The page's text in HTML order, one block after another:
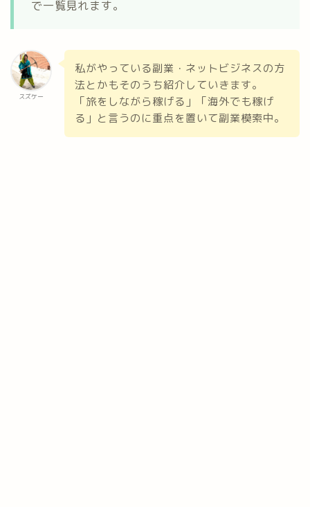
で一覧見れます。
スズケー
私がやっている副業・ネットビジネスの方
法とかもそのうち紹介していきます。
「旅をしながら稼げる」「海外でも稼げ
る」と言うのに重点を置いて副業模索中。